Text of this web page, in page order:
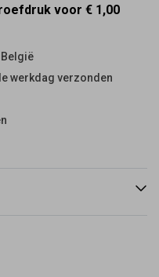
voor € 1,00
werkdag verzonden